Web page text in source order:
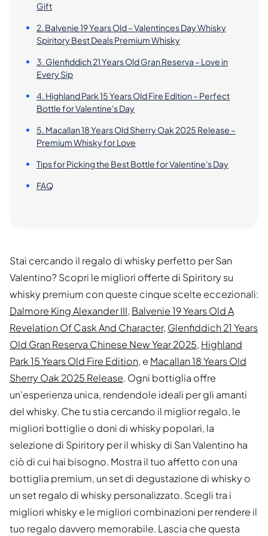
Gift
2. Balvenie 19 Years Old – Valentinces Day Whisky
Spiritory Best Deals Premium Whisky
3. Glenfiddich 21 Years Old Gran Reserva – Love in
Every Sip
4. Highland Park 15 Years Old Fire Edition – Perfect
Bottle for Valentine's Day
5. Macallan 18 Years Old Sherry Oak 2025 Release –
Premium Whisky for Love
Tips for Picking the Best Bottle for Valentine's Day
FAQ
Stai cercando il regalo di whisky perfetto per San
Valentino? Scopri le migliori offerte di Spiritory su
whisky premium con queste cinque scelte eccezionali:
Dalmore King Alexander III, Balvenie 19 Years Old A
Revelation Of Cask And Character, Glenfiddich 21 Years
Old Gran Reserva Chinese New Year 2025, Highland
Park 15 Years Old Fire Edition, e Macallan 18 Years Old
Sherry Oak 2025 Release. Ogni bottiglia offre
un'esperienza unica, rendendole ideali per gli amanti
del whisky. Che tu stia cercando il miglior regalo, le
migliori bottiglie o doni di whisky popolari, la
selezione di Spiritory per il whisky di San Valentino ha
ciò di cui hai bisogno. Mostra il tuo affetto con una
bottiglia premium, un set di degustazione di whisky o
un set regalo di whisky personalizzato. Scegli tra i
migliori whisky e le migliori combinazioni per rendere il
tuo regalo davvero memorabile. Lascia che questa